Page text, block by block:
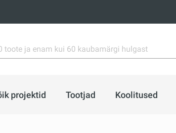
projektid Tootjad Koolitused